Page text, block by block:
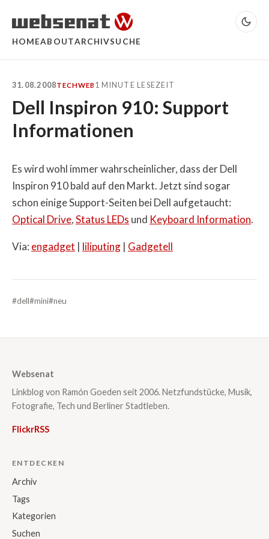
HOMEABOUTARCHIVSUCHE
31.08.2008TECHWEB1 MINUTE LESEZEIT
Dell Inspiron 910: Support
Informationen
Es wird wohl immer wahrscheinlicher, dass der Dell
Inspiron 910 bald auf den Markt. Jetzt sind sogar
schon einige Support-Seiten bei Dell aufgetaucht:
Optical Drive,Status LEDs und Keyboard Information.
Via: engadget | liliputing | Gadgetell
#dell#mini#neu
Websenat
Linkblog von Ramón Goeden seit 2006. Netzfundstücke, Musik,
Fotografie, Tech und Berliner Stadtleben.
FlickrRSS
ENTDECKEN
Archiv
Tags
Kategorien
Suchen